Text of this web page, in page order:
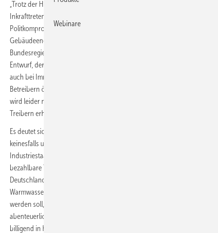
„Trotz der Hinweise und Einsprüche der Fachkreise, die sich nach
Inkrafttreten tatsächlich mit den Konsequenzen unausgegorener
Politkompromisse im Rahmen einer Monsterverordnung, dem neuen
Gebäudeenergiegesetz (GEG), auseinandersetzen müssen, bastelt die
Bundesregierung weiter an irrealen Vorgaben. Der vorliegende
Entwurf, der nicht nur bei den Bau- und Ausbaugewerken, sondern
auch bei Immobilienbesitzern, Immobilienverwaltungen und
Betreibern öffentlicher Gebäude mehrheitlich auf Kopfschütteln trifft,
wird leider nicht die Umweltentlastung bringen, die von seinen
Treibern erhofft und prophezeit wird.
Es deutet sich eine komplett diktierte Elektrifizierung an, die so
keinesfalls umgesetzt werden kann. Dass es in einem modernen
Industriestaat nicht mehr möglich sein soll, innovative und
bezahlbare Technologien einzusetzen, deren Entwicklung
Deutschland einmal stark gemacht haben, und für die Beheizung und
Warmwasserbereitung faktisch nur noch ein Basisprodukt verwendet
werden soll, ist schier unfassbar. Das dafür Millionen Nutzer mit
abenteuerlichen Kosten zur Kasse gebeten werden, nimmt man
billigend in Kauf und verweist auf staatliche Unterstützung. Nun ist es
Webinare